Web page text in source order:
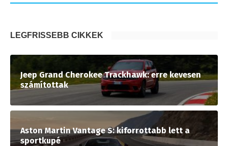
LEGFRISSEBB CIKKEK
Jeep Grand Cherokee Trackhawk: erre kevesen
számítottak
Aston Martin Vantage S: kiforrottabb lett a
sportkupé